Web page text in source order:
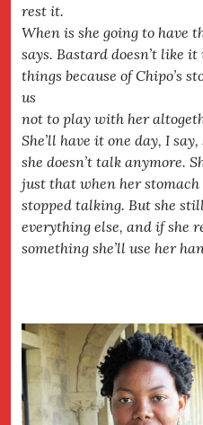
rest it.
When is she going to have
says. Bastard doesn’t like
things because of Chipo’s
us
not to play with her
She’ll have it one day, I
she doesn’t talk anymore.
just that when her stomach
stopped talking. But she
everything else, and if she
something she’ll use her